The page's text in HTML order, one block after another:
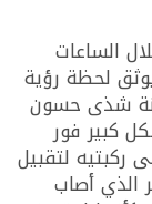
الساعات
لحظة رؤية
شذى حسون
كبير فور
لتقبيل
الذي أصاب